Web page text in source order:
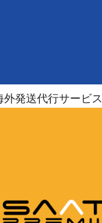
外発送代行サービス